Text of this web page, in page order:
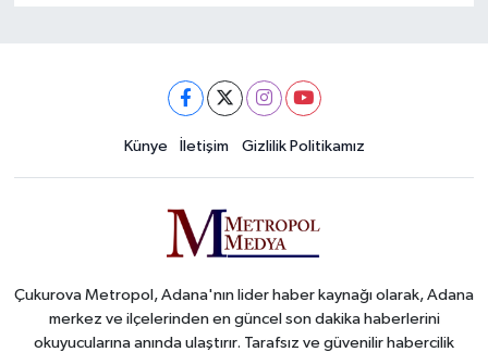
Künye İletişim Gizlilik Politikamız
Çukurova Metropol, Adana'nın lider haber kaynağı olarak, Adana
merkez ve ilçelerinden en güncel son dakika haberlerini
okuyucularına anında ulaştırır. Tarafsız ve güvenilir habercilik